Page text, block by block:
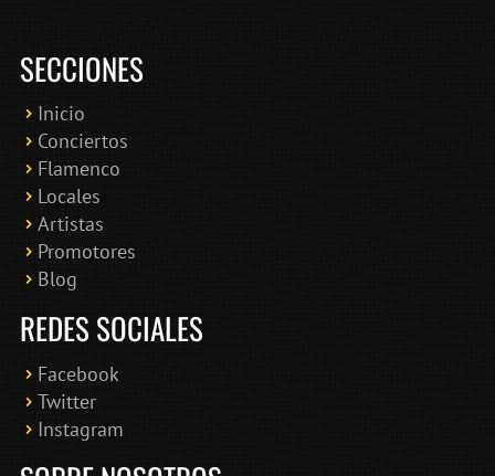
SECCIONES
Inicio
Conciertos
Flamenco
Locales
Artistas
Promotores
Blog
REDES SOCIALES
Facebook
Twitter
Instagram